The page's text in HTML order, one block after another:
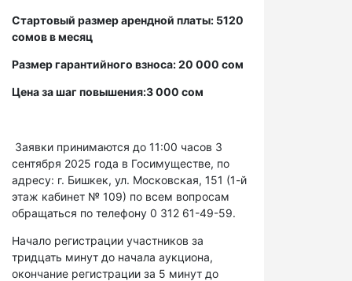
Стартовый размер арендной платы: 5120
сомов в месяц
Размер гарантийного взноса: 20 000 сом
Цена за шаг повышения:3 000 сом
Заявки принимаются до 11:00 часов 3
сентября 2025 года в Госимуществе, по
адресу: г. Бишкек, ул. Московская, 151 (1-й
этаж кабинет № 109) по всем вопросам
обращаться по телефону 0 312 61-49-59.
Начало регистрации участников за
тридцать минут до начала аукциона,
окончание регистрации за 5 минут до